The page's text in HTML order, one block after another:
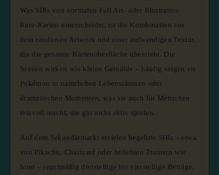
Was SIRs von normalen Full Art- oder Illustration
Rare-Karten unterscheidet, ist die Kombination aus
dem randlosen Artwork und einer aufwendigen Textur,
die die gesamte Kartenoberfläche überzieht. Die
Szenen wirken wie kleine Gemälde – häufig zeigen sie
Pokémon in natürlichen Lebensräumen oder
dramatischen Momenten, was sie auch für Menschen
reizvoll macht, die gar nicht aktiv spielen.
Auf dem Sekundärmarkt erzielen begehrte SIRs – etwa
von Pikachu, Charizard oder beliebten Trainern wie
Iono – regelmäßig dreistellige bis vierstellige Beträge.